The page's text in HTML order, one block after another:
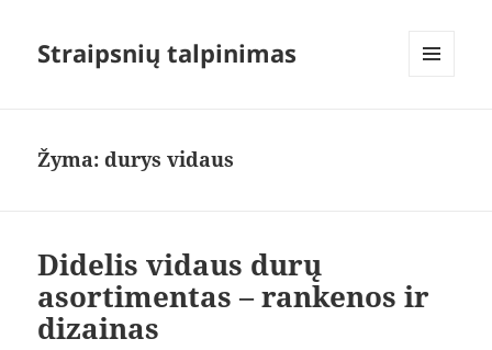
Straipsnių talpinimas
Žyma:durys vidaus
Didelis vidaus durų
asortimentas – rankenos ir
dizainas